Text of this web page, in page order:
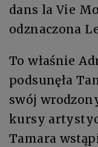
dans la Vie
odznaczona
To właśnie
podsunęła
swój
kursy
Tamara